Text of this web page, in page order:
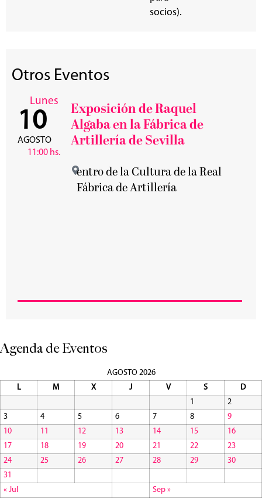
socios).
Otros Eventos
Lunes
10
AGOSTO
11:00 hs.
Exposición de Raquel
Algaba en la Fábrica de
Artillería de Sevilla
entro de la Cultura de la Real
Fábrica de Artillería
Agenda de Eventos
AGOSTO 2026
L
M X J V S
D
1
2
3
4 5 6 7 8
9
10
11 12 13 14 15
16
17
18 19 20 21 22
23
24
25 26 27 28 29
30
31
« Jul
Sep »